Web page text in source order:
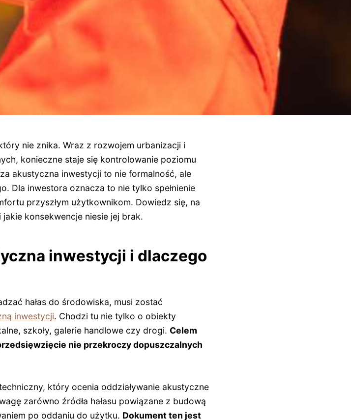
nie znika. Wraz z rozwojem urbanizacji i
konieczne staje się kontrolowanie poziomu
akustyczna inwestycji to nie formalność, ale
Dla inwestora oznacza to nie tylko spełnienie
przyszłym użytkownikom. Dowiedz się, na
konsekwencje niesie jej brak.
inwestycji i dlaczego
hałas do środowiska, musi zostać
inwestycji. Chodzi tu nie tylko o obiekty
szkoły, galerie handlowe czy drogi. Celem
nie przekroczy dopuszczalnych
który ocenia oddziaływanie akustyczne
zarówno źródła hałasu powiązane z budową
po oddaniu do użytku. Dokument ten jest